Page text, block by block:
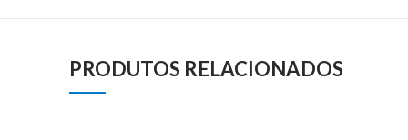
PRODUTOS RELACIONADOS